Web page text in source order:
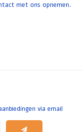
met ons opnemen.
via email